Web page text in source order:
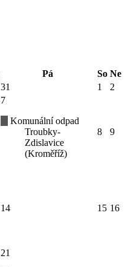
Pá So Ne
31 1 2
7
Komunální odpad
Troubky-
Zdislavice
(Kroměříž)
8 9
14 15 16
21